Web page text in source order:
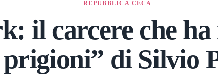
REPUBBLICA CECA
il carcere che
di Silvio